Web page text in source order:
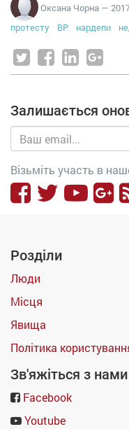
Оксана Чорна —
протесту
ВР нардепи
Залишається
Візьміть участь в
Розділи
Люди
Місця
Явища
Політика
Зв'яжіться з нами
Facebook
Youtube